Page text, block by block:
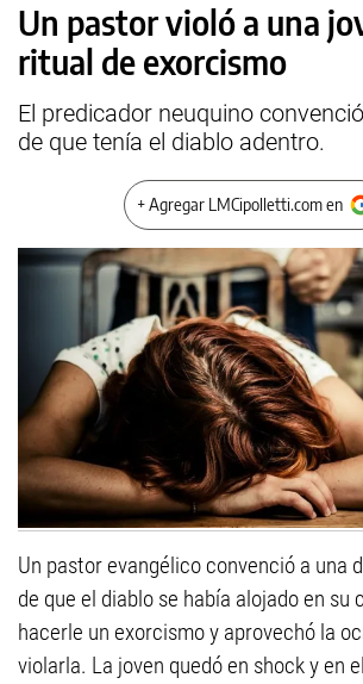
Un pastor violó a una
ritual de exorcismo
El predicador neuquino
de que tenía el diablo adentro.
+ Agregar LMCipolletti.com en
Un pastor evangélico convenció a una
de que el diablo se había alojado en su
hacerle un exorcismo y aprovechó la
violarla. La joven quedó en shock y en